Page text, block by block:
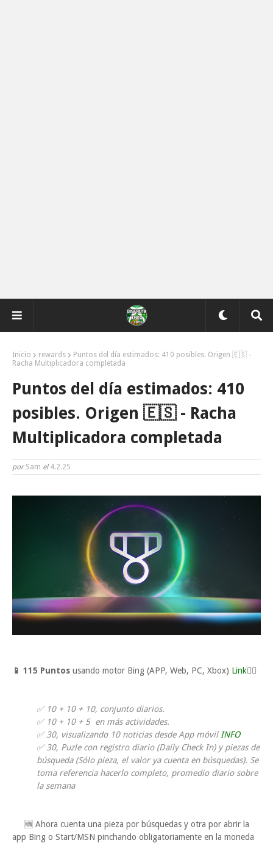
Inicio rewards
Puntos del día estimados: 410 posibles. Origen 🇪🇸 -
Racha Multiplicadora completada
Puntos del día estimados: 410
posibles. Origen 🇪🇸 - Racha
Multiplicadora completada
por Sam el4.2.25
📱 115 Puntos usando motor Bing (APP, Web, PC, Xbox) Link👈🏼
✅ 10 + 10 + 10, conjunto diarios.
✅ 10 + 10 + 5 en más actividades.
✅ 30, visualizando 10 noticias desde App móvilINFO
✅30, Puzle con registro diario (Daily Check In) y piezas de
búsqueda (Sólo pieza, el valor ya cuenta en búsquedas). Se
toma referencia hacerlo completo, promedio diario sobre
la semana
🆕 Ahora cuenta una pieza por búsquedas y otra por abrir la
app Bing o Start/MSN pinchando obligatoriamente en la moneda